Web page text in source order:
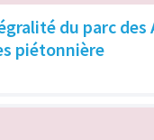
du parc des
piétonnière